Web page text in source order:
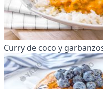
Curry de coco y